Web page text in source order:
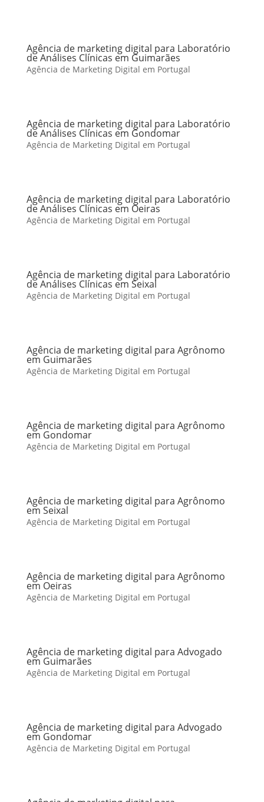
Agência de marketing digital para Laboratório
de Análises Clínicas em Guimarães
Agência de Marketing Digital em Portugal
Agência de marketing digital para Laboratório
de Análises Clínicas em Gondomar
Agência de Marketing Digital em Portugal
Agência de marketing digital para Laboratório
de Análises Clínicas em Oeiras
Agência de Marketing Digital em Portugal
Agência de marketing digital para Laboratório
de Análises Clínicas em Seixal
Agência de Marketing Digital em Portugal
Agência de marketing digital para Agrônomo
em Guimarães
Agência de Marketing Digital em Portugal
Agência de marketing digital para Agrônomo
em Gondomar
Agência de Marketing Digital em Portugal
Agência de marketing digital para Agrônomo
em Seixal
Agência de Marketing Digital em Portugal
Agência de marketing digital para Agrônomo
em Oeiras
Agência de Marketing Digital em Portugal
Agência de marketing digital para Advogado
em Guimarães
Agência de Marketing Digital em Portugal
Agência de marketing digital para Advogado
em Gondomar
Agência de Marketing Digital em Portugal